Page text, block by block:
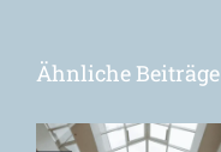
Ähnliche Beiträge